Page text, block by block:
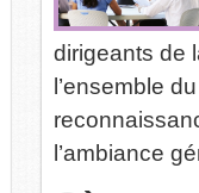
dirigeants de
l’ensemble
l’ambiance